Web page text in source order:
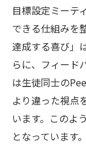
目標設定ミーテ
できる仕組みを
達成する喜び」
らに、フィード
は生徒同士の
より違った視点
います。このよ
となっています